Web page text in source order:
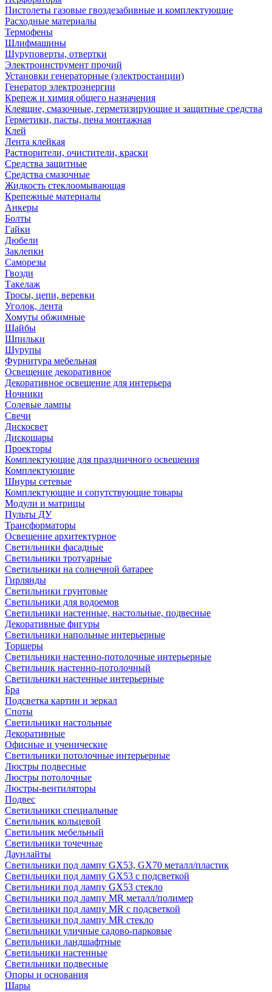
Пистолеты газовые гвоздезабивные и комплектующие
Расходные материалы
Термофены
Шлифмашины
Шуруповерты, отвертки
Электроинструмент прочий
Установки генераторные (электростанции)
Генератор электроэнергии
Крепеж и химия общего назначения
Клеящие, смазочные, герметизирующие и защитные средства
Герметики, пасты, пена монтажная
Клей
Лента клейкая
Растворители, очистители, краски
Средства защитные
Средства смазочные
Жидкость стеклоомывающая
Крепежные материалы
Анкеры
Болты
Гайки
Дюбели
Заклепки
Саморезы
Гвозди
Такелаж
Тросы, цепи, веревки
Уголок, лента
Хомуты обжимные
Шайбы
Шпильки
Шурупы
Фурнитура мебельная
Освещение декоративное
Декоративное освещение для интерьера
Ночники
Солевые лампы
Свечи
Дискосвет
Дискошары
Проекторы
Комплектующие для праздничного освещения
Комплектующие
Шнуры сетевые
Комплектующие и сопутствующие товары
Модули и матрицы
Пульты ДУ
Трансформаторы
Освещение архитектурное
Светильники фасадные
Светильники тротуарные
Светильники на солнечной батарее
Гирлянды
Светильники грунтовые
Светильники для водоемов
Светильники настенные, настольные, подвесные
Декоративные фигуры
Светильники напольные интерьерные
Торшеры
Светильники настенно-потолочные интерьерные
Светильник настенно-потолочный
Светильники настенные интерьерные
Бра
Подсветка картин и зеркал
Споты
Светильники настольные
Декоративные
Офисные и ученические
Светильники потолочные интерьерные
Люстры подвесные
Люстры потолочные
Люстры-вентиляторы
Подвес
Светильники специальные
Светильник кольцевой
Светильник мебельный
Светильники точечные
Даунлайты
Светильники под лампу GX53, GX70 металл/пластик
Светильники под лампу GX53 с подсветкой
Светильники под лампу GX53 стекло
Светильники под лампу MR металл/полимер
Светильники под лампу MR с подсветкой
Светильники под лампу MR стекло
Светильники уличные садово-парковые
Светильники ландшафтные
Светильники настенные
Светильники подвесные
Опоры и основания
Шары